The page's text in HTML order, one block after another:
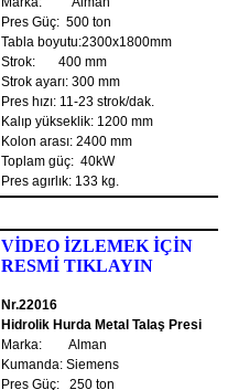
Pres Güç: 500 ton
Tabla boyutu:2300x1800mm
Strok: 400 mm
Strok ayarı: 300 mm
Pres hızı: 11-23 strok/dak.
Kalıp yükseklik: 1200 mm
Kolon arası: 2400 mm
Toplam güç: 40kW
Pres agırlık: 133 kg.
VİDEO İZLEMEK İÇİN
RESMİ TIKLAYIN
Nr.22016
Hidrolik Hurda Metal Talaş Presi
Marka: Alman
Kumanda: Siemens
Pres Güç: 250 ton